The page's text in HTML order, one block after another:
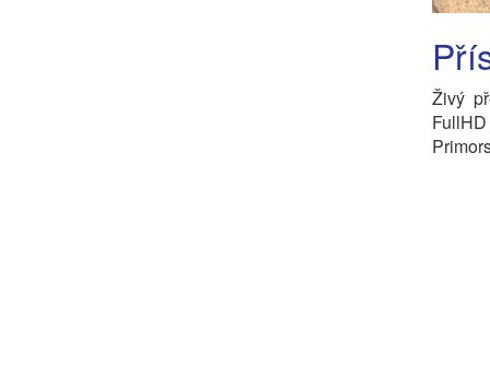
Živý